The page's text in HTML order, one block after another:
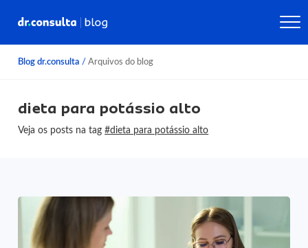
Blog dr.consulta / Arquivos do blog
dieta para potássio alto
Veja os posts na tag#dieta para potássio alto